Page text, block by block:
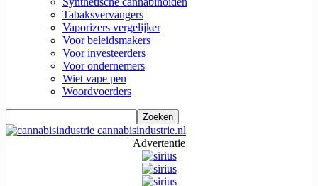
Tabaksvervangers
Vaporizers vergelijker
Voor beleidsmakers
Voor investeerders
Voor ondernemers
Wiet vape pen
Woordvoerders
cannabisindustrie.nl
Advertentie